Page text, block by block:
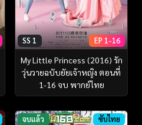
SS 1 EP 1-16
My Little Princess (2016) รัก
วุ่นวายฉบับยัยเจ้าหญิง ตอนที่
1-16 จบ พากย์ไทย
จบแล้ว ซับไทย